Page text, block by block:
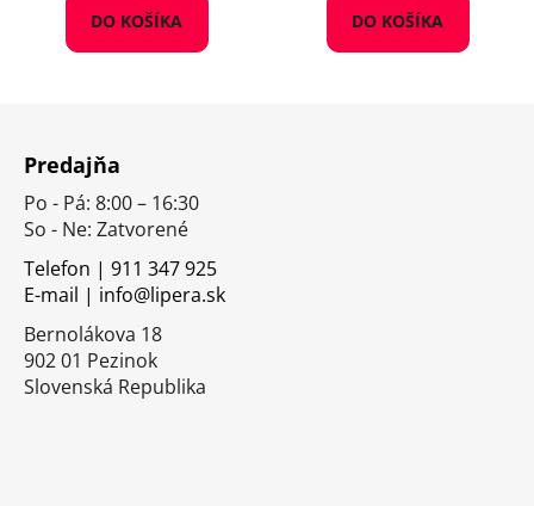
DO KOŠÍKA DO KOŠÍKA
Predajňa
Po - Pá: 8:00 – 16:30
So - Ne: Zatvorené
Telefon | 911 347 925
E-mail | info@lipera.sk
Bernolákova 18
902 01 Pezinok
Slovenská Republika